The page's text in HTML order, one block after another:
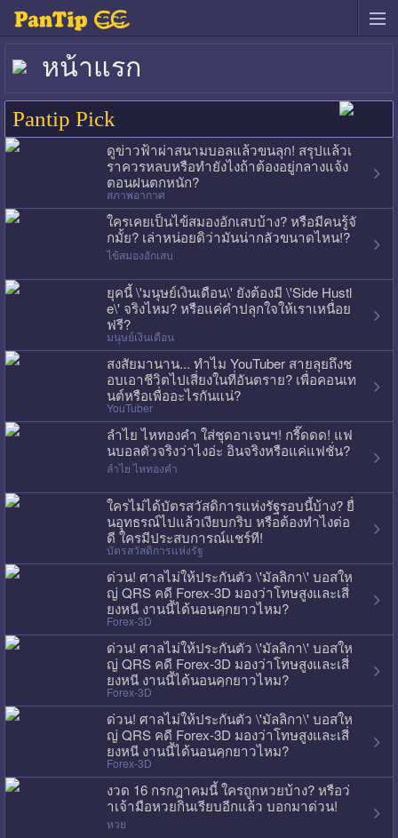
หน้าแรก
Pantip Pick
ดูข่าวฟ้าผ่าสนามบอลแล้วขนลุก! สรุปแล้วเ
ราควรหลบหรือทำยังไงถ้าต้องอยู่กลางแจ้ง
ตอนฝนตกหนัก?
สภาพอากาศ
ใครเคยเป็นไข้สมองอักเสบบ้าง? หรือมีคนรู้จั
กมั้ย? เล่าหน่อยดิว่ามันน่ากลัวขนาดไหน!?
ไข้สมองอักเสบ
ยุคนี้ \'มนุษย์เงินเดือน\' ยังต้องมี \'Side Hustl
e\' จริงไหม? หรือแค่คำปลุกใจให้เราเหนื่อย
ฟรี?
มนุษย์เงินเดือน
สงสัยมานาน... ทำไม YouTuber สายลุยถึงช
อบเอาชีวิตไปเสี่ยงในที่อันตราย? เพื่อคอนเท
นต์หรือเพื่ออะไรกันแน่?
YouTuber
ลำไย ไหทองคำ ใส่ชุดอาเจนฯ! กรี๊ดดด! แฟ
นบอลตัวจริงว่าไงอ่ะ อินจริงหรือแค่แฟชั่น?
ลำไย ไหทองคำ
ใครไม่ได้บัตรสวัสดิการแห่งรัฐรอบนี้บ้าง? ยื่
นอุทธรณ์ไปแล้วเงียบกริบ หรือต้องทำไงต่อ
ดี ใครมีประสบการณ์แชร์ที!
บัตรสวัสดิการแห่งรัฐ
ด่วน! ศาลไม่ให้ประกันตัว \'มัลลิกา\' บอสให
ญ่ QRS คดี Forex-3D มองว่าโทษสูงและเสี่
ยงหนี งานนี้ได้นอนคุกยาวไหม?
Forex-3D
ด่วน! ศาลไม่ให้ประกันตัว \'มัลลิกา\' บอสให
ญ่ QRS คดี Forex-3D มองว่าโทษสูงและเสี่
ยงหนี งานนี้ได้นอนคุกยาวไหม?
Forex-3D
ด่วน! ศาลไม่ให้ประกันตัว \'มัลลิกา\' บอสให
ญ่ QRS คดี Forex-3D มองว่าโทษสูงและเสี่
ยงหนี งานนี้ได้นอนคุกยาวไหม?
Forex-3D
งวด 16 กรกฎาคมนี้ ใครถูกหวยบ้าง? หรือว่
าเจ้ามือหวยกินเรียบอีกแล้ว บอกมาด่วน!
หวย